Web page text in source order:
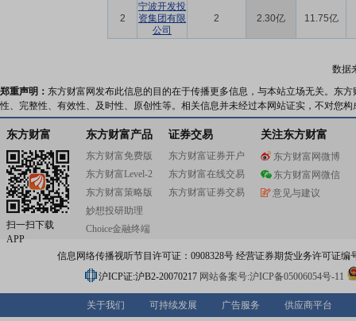
2
宁波开发投
资集团有限
公司
2 2.30亿 11.75亿
数据
郑重声明： 东方财富网发布此信息的目的在于传播更多信息，与本站立场无关。东
性、完整性、有效性、及时性、原创性等。相关信息并未经过本网站证实，不对您
东方财富
扫一扫下载
APP
东方财富产品
东方财富免费版
东方财富Level-2
东方财富策略版
妙想投研助理
Choice金融终端
证券交易
东方财富证券开户
东方财富在线交易
东方财富证券交易
关注东方财富
东方财富网微博
东方财富网微信
意见与建议
信息网络传播视听节目许可证：0908328号 经营证券期货业务许可证编
沪ICP证:沪B2-20070217 网站备案号:沪ICP备05006054号-11
关于我们 可持续发展 广告服务 供应商平台